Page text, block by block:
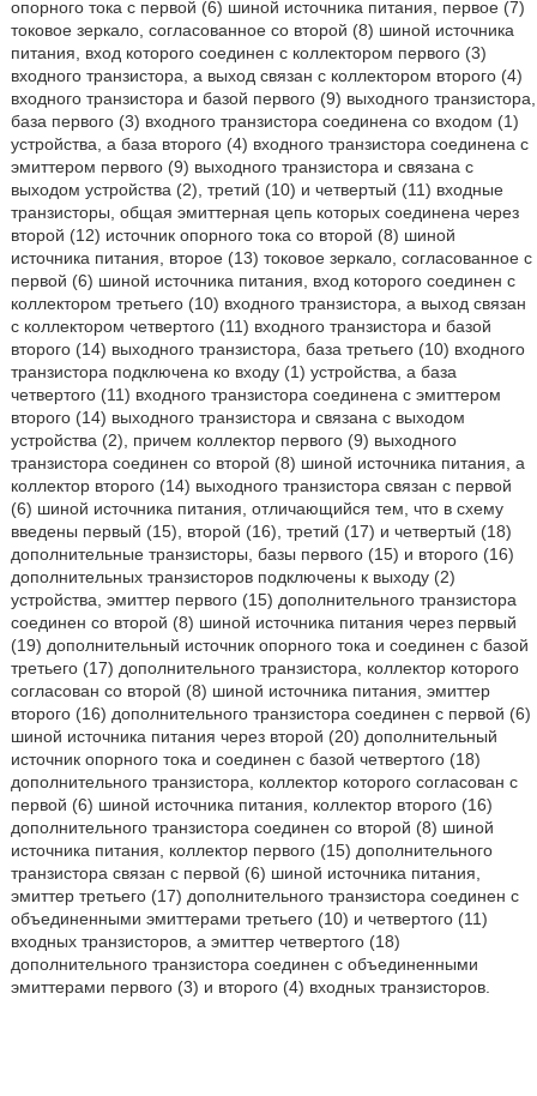
опорного тока с первой (6) шиной источника питания, первое (7)
токовое зеркало, согласованное со второй (8) шиной источника
питания, вход которого соединен с коллектором первого (3)
входного транзистора, а выход связан с коллектором второго (4)
входного транзистора и базой первого (9) выходного транзистора,
база первого (3) входного транзистора соединена со входом (1)
устройства, а база второго (4) входного транзистора соединена с
эмиттером первого (9) выходного транзистора и связана с
выходом устройства (2), третий (10) и четвертый (11) входные
транзисторы, общая эмиттерная цепь которых соединена через
второй (12) источник опорного тока со второй (8) шиной
источника питания, второе (13) токовое зеркало, согласованное с
первой (6) шиной источника питания, вход которого соединен с
коллектором третьего (10) входного транзистора, а выход связан
с коллектором четвертого (11) входного транзистора и базой
второго (14) выходного транзистора, база третьего (10) входного
транзистора подключена ко входу (1) устройства, а база
четвертого (11) входного транзистора соединена с эмиттером
второго (14) выходного транзистора и связана с выходом
устройства (2), причем коллектор первого (9) выходного
транзистора соединен со второй (8) шиной источника питания, а
коллектор второго (14) выходного транзистора связан с первой
(6) шиной источника питания, отличающийся тем, что в схему
введены первый (15), второй (16), третий (17) и четвертый (18)
дополнительные транзисторы, базы первого (15) и второго (16)
дополнительных транзисторов подключены к выходу (2)
устройства, эмиттер первого (15) дополнительного транзистора
соединен со второй (8) шиной источника питания через первый
(19) дополнительный источник опорного тока и соединен с базой
третьего (17) дополнительного транзистора, коллектор которого
согласован со второй (8) шиной источника питания, эмиттер
второго (16) дополнительного транзистора соединен с первой (6)
шиной источника питания через второй (20) дополнительный
источник опорного тока и соединен с базой четвертого (18)
дополнительного транзистора, коллектор которого согласован с
первой (6) шиной источника питания, коллектор второго (16)
дополнительного транзистора соединен со второй (8) шиной
источника питания, коллектор первого (15) дополнительного
транзистора связан с первой (6) шиной источника питания,
эмиттер третьего (17) дополнительного транзистора соединен с
объединенными эмиттерами третьего (10) и четвертого (11)
входных транзисторов, а эмиттер четвертого (18)
дополнительного транзистора соединен с объединенными
эмиттерами первого (3) и второго (4) входных транзисторов.